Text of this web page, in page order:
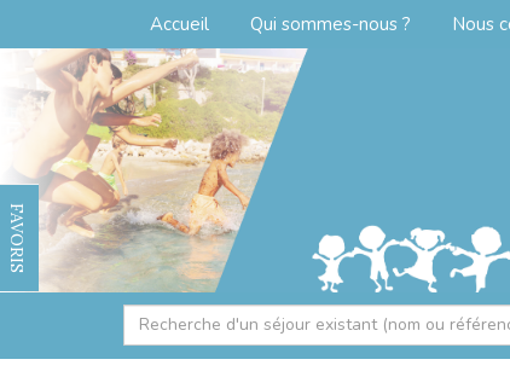
Accueil Qui sommes-nous ? Nous
FAVORIS